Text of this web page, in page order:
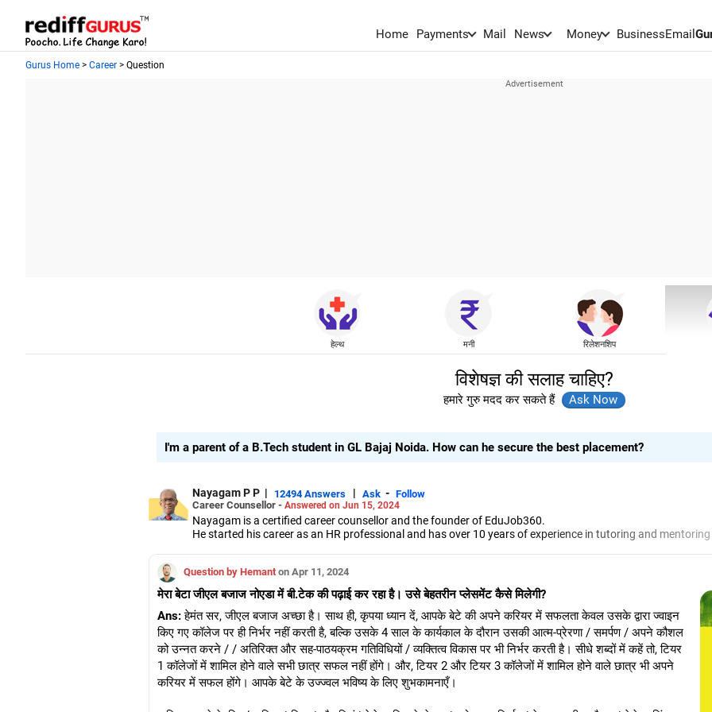
Home Payments Mail News Money BusinessEmail
Gurus Home > Career > Question
हेल्थ मनी रिलेशनशिप
विशेषज्ञ की सलाह चाहिए?
हमारे गुरु मदद कर सकते हैं
I'm a parent of a B.Tech student in GL Bajaj Noida. How can he secure the best placement?
Nayagam P P | 12494 Answers | Ask - Follow
Career Counsellor - Answered on Jun 15, 2024
Nayagam is a certified career counsellor and the founder of EduJob360.
He started his career as an HR professional and has over 10 years of experience in tutoring and
graduate/postgraduate courses.
He has guided both fresh graduates and experienced professionals on how to write a resume, how to
negotiate their salary when joining a new job.
Nayagam has published an eBook, Professional Resume Writing Without Googling.
He has a postgraduate degree in human resources from Bhartiya Vidya Bhavan, Delhi, a postgraduate
University, a postgraduate diploma in school counselling from Symbiosis, Pune, and a certification in child
He has also completed his master’s degree in career counselling from ICCC-Mindler and Counsel, India.
Question by Hemant on Apr 11, 2024
मेरा बेटा जीएल बजाज नोएडा में बी.टेक की पढ़ाई कर रहा है। उसे बेहतरीन प्लेसमेंट कैसे मिलेगी?
Ans:हेमंत सर, जीएल बजाज अच्छा है। साथ ही, कृपया ध्यान दें, आपके बेटे की अपने करियर में सफलता केवल उसके द्वारा ज्वाइन
किए गए कॉलेज पर ही निर्भर नहीं करती है, बल्कि उसके 4 साल के कार्यकाल के दौरान उसकी आत्म-प्रेरणा / समर्पण / अपने कौशल
को उन्नत करने / / अतिरिक्त और सह-पाठयक्रम गतिविधियों / व्यक्तित्व विकास पर भी निर्भर करती है। सीधे शब्दों में कहें तो, टियर
1 कॉलेजों में शामिल होने वाले सभी छात्र सफल नहीं होंगे। और, टियर 2 और टियर 3 कॉलेजों में शामिल होने वाले छात्र भी अपने
करियर में सफल होंगे। आपके बेटे के उज्ज्वल भविष्य के लिए शुभकामनाएँ।